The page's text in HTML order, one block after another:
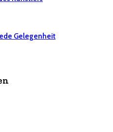
Gelegenheit